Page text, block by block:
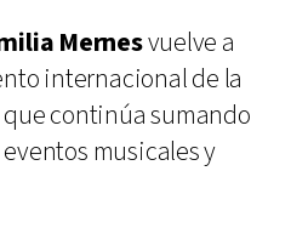
Mernesvuelve a
internacional de la
continúa sumando
musicales y